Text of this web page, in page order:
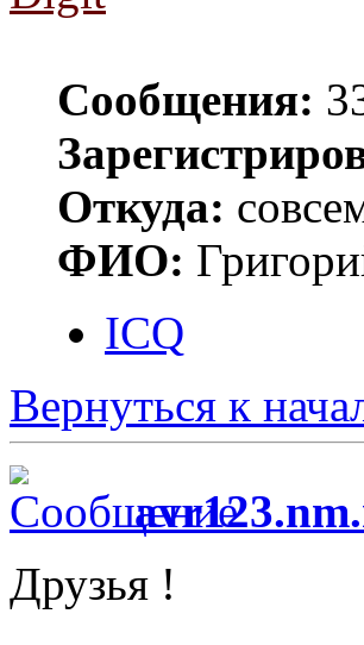
Сообщения:
Откуда:
ФИО:
ICQ
Вернуться к
Друзья !